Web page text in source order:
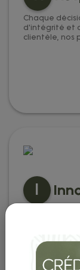
Chaque
d'intégrité et
clientèle, nos
I